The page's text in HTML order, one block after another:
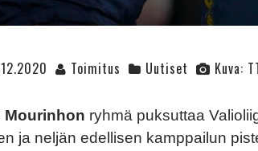
Toimitus Uutiset Kuva:
Mourinhon ryhmä puksuttaa
ja neljän edellisen kamppailun